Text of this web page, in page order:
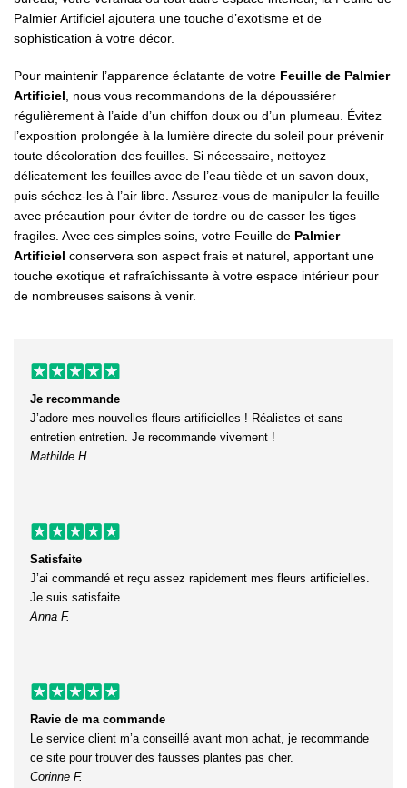
Palmier Artificiel ajoutera une touche d’exotisme et de
sophistication à votre décor.
Pour maintenir l’apparence éclatante de votre Feuille de Palmier
Artificiel, nous vous recommandons de la dépoussiérer
régulièrement à l’aide d’un chiffon doux ou d’un plumeau. Évitez
l’exposition prolongée à la lumière directe du soleil pour prévenir
toute décoloration des feuilles. Si nécessaire, nettoyez
délicatement les feuilles avec de l’eau tiède et un savon doux,
puis séchez-les à l’air libre. Assurez-vous de manipuler la feuille
avec précaution pour éviter de tordre ou de casser les tiges
fragiles. Avec ces simples soins, votre Feuille de Palmier
Artificiel conservera son aspect frais et naturel, apportant une
touche exotique et rafraîchissante à votre espace intérieur pour
de nombreuses saisons à venir.
Je recommande
J’adore mes nouvelles fleurs artificielles ! Réalistes et sans
entretien entretien. Je recommande vivement !
Mathilde H.
Satisfaite
J’ai commandé et reçu assez rapidement mes fleurs artificielles.
Je suis satisfaite.
Anna F.
Ravie de ma commande
Le service client m’a conseillé avant mon achat, je recommande
ce site pour trouver des fausses plantes pas cher.
Corinne F.